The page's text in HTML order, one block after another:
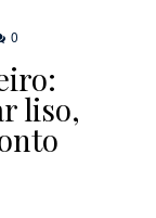
0
liso,